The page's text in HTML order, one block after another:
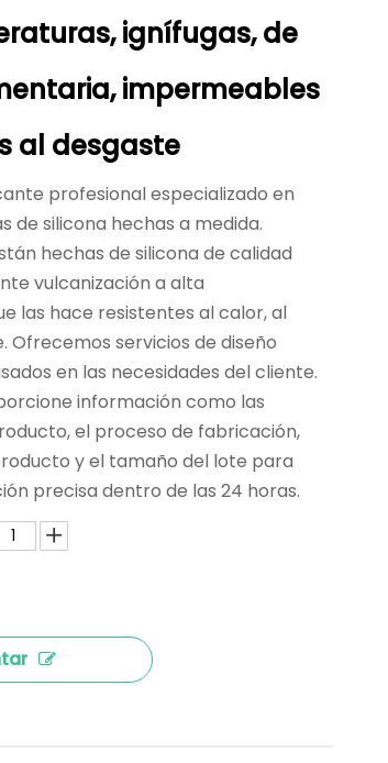
ignífugas, de
impermeables
al desgaste
profesional especializado en
de silicona hechas a medida.
hechas de silicona de calidad
vulcanización a alta
las hace resistentes al calor, al
Ofrecemos servicios de diseño
​​en las necesidades del cliente.
información como las
el proceso de fabricación,
y el tamaño del lote para
precisa dentro de las 24 horas.